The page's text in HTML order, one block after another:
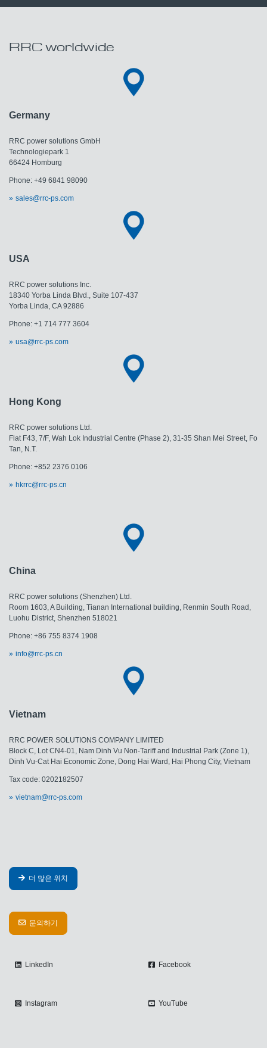
RRC worldwide
Germany
RRC power solutions GmbH
Technologiepark 1
66424 Homburg
Phone: +49 6841 98090
sales@rrc-ps.com
USA
RRC power solutions Inc.
18340 Yorba Linda Blvd., Suite 107-437
​​​​​​​Yorba Linda, CA 92886
Phone: +1 714 777 3604
usa@rrc-ps.com
Hong Kong
RRC power solutions Ltd.
Flat F43, 7/F, Wah Lok Industrial Centre (Phase 2), 31-35 Shan Mei Street, Fo
Tan, N.T.
Phone: +852 2376 0106
hkrrc@rrc-ps.cn
China
RRC power solutions (Shenzhen) Ltd.
Room 1603, A Building, Tianan International building, Renmin South Road,
Luohu District, Shenzhen 518021
Phone: +86 755 8374 1908
info@rrc-ps.cn
Vietnam
RRC POWER SOLUTIONS COMPANY LIMITED
Block C, Lot CN4-01, Nam Dinh Vu Non-Tariff and Industrial Park (Zone 1),
Dinh Vu-Cat Hai Economic Zone, Dong Hai Ward, Hai Phong City, Vietnam
Tax code: 0202182507
vietnam@rrc-ps.com
더 많은 위치
문의하기
LinkedIn Facebook
Instagram YouTube